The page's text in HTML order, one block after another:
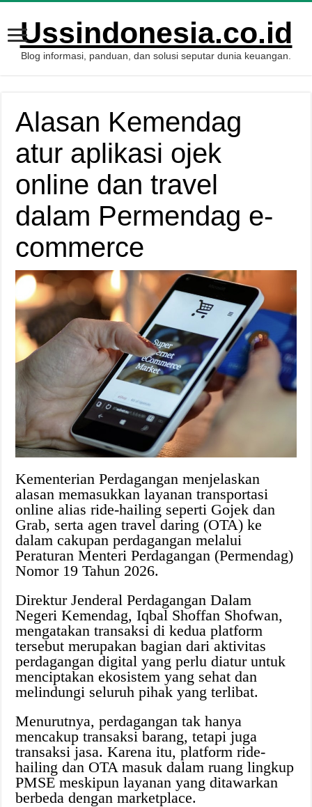
Ussindonesia.co.id
Blog informasi, panduan, dan solusi seputar dunia keuangan.
Alasan Kemendag
atur aplikasi ojek
online dan travel
dalam Permendag e-
commerce
Kementerian Perdagangan menjelaskan
alasan memasukkan layanan transportasi
online alias ride-hailing seperti Gojek dan
Grab, serta agen travel daring (OTA) ke
dalam cakupan perdagangan melalui
Peraturan Menteri Perdagangan (Permendag)
Nomor 19 Tahun 2026.
Direktur Jenderal Perdagangan Dalam
Negeri Kemendag, Iqbal Shoffan Shofwan,
mengatakan transaksi di kedua platform
tersebut merupakan bagian dari aktivitas
perdagangan digital yang perlu diatur untuk
menciptakan ekosistem yang sehat dan
melindungi seluruh pihak yang terlibat.
Menurutnya, perdagangan tak hanya
mencakup transaksi barang, tetapi juga
transaksi jasa. Karena itu, platform ride-
hailing dan OTA masuk dalam ruang lingkup
PMSE meskipun layanan yang ditawarkan
berbeda dengan marketplace.